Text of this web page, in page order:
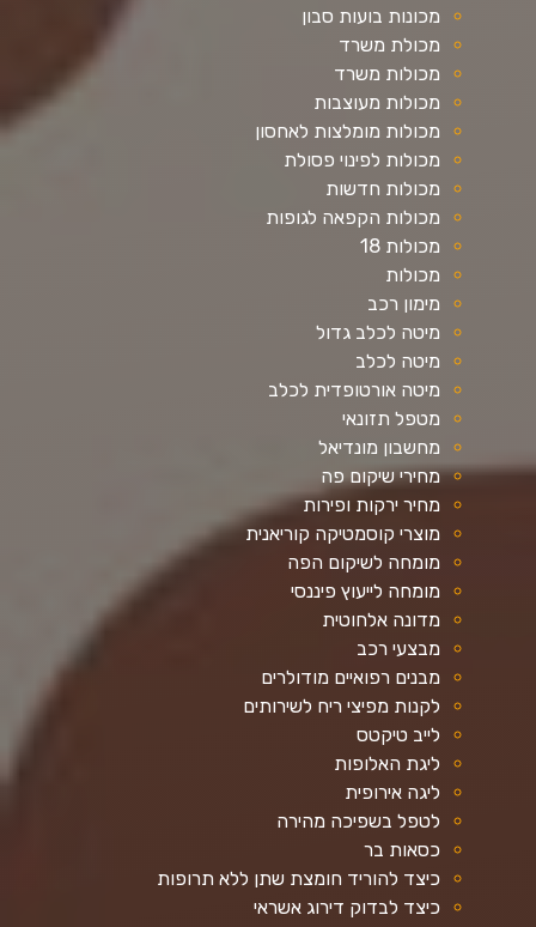
מכונות בועות סבון
מכולת משרד
מכולות משרד
מכולות מעוצבות
מכולות מומלצות לאחסון
מכולות לפינוי פסולת
מכולות חדשות
מכולות הקפאה לגופות
מכולות 18
מכולות
מימון רכב
מיטה לכלב גדול
מיטה לכלב
מיטה אורטופדית לכלב
מטפל תזונאי
מחשבון מונדיאל
מחירי שיקום פה
מחיר ירקות ופירות
מוצרי קוסמטיקה קוריאנית
מומחה לשיקום הפה
מומחה לייעוץ פיננסי
מדונה אלחוטית
מבצעי רכב
מבנים רפואיים מודולרים
לקנות מפיצי ריח לשירותים
לייב טיקטס
ליגת האלופות
ליגה אירופית
לטפל בשפיכה מהירה
כסאות בר
כיצד להוריד חומצת שתן ללא תרופות
כיצד לבדוק דירוג אשראי